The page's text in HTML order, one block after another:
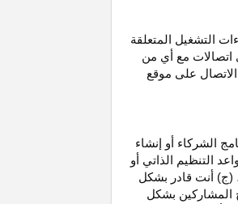
التشغيل المتعلقة
اتصالات مع أي من
الاتصال على موقع
الشركاء أو إنشاء
التنظيم الذاتي أو
، (ج) أنت قادر بشكل
المشاركين بشكل